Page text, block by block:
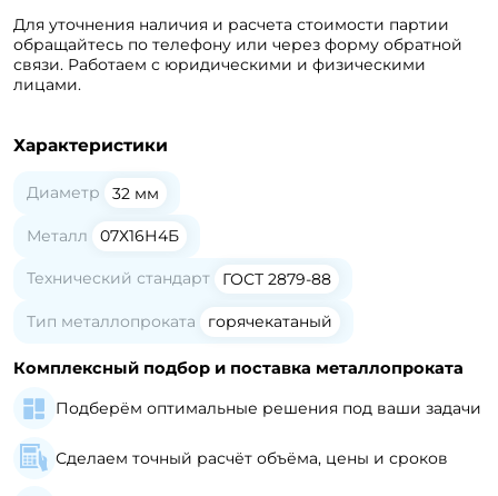
Для уточнения наличия и расчета стоимости партии
обращайтесь по телефону или через форму обратной
связи. Работаем с юридическими и физическими
лицами.
Характеристики
Диаметр 32мм
Металл 07Х16Н4Б
Технический стандарт ГОСТ 2879-88
Тип металлопроката горячекатаный
Комплексный подбор и поставка металлопроката
Подберём оптимальные решения под ваши задачи
Сделаем точный расчёт объёма, цены и сроков